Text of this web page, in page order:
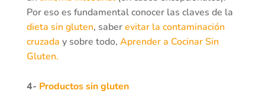
Por eso es fundamental conocer las claves de la
dieta sin gluten, saberevitar la contaminación
cruzada y sobre todo, Aprender a Cocinar Sin
Gluten.
4- Productos sin gluten